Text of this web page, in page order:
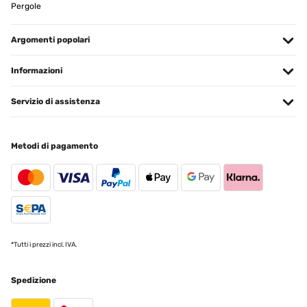
Tradurre
Das Hochbeet ist sehr stabil und macht einen hochwertigen
Eindruck! Gerne wieder
Amazon-Benutzer
Ich bin absolut begeistert von diesem Hochbeet aus Metall! Der
Pergole
Argomenti popolari
Informazioni
Servizio di assistenza
Metodi di pagamento
*Tutti i prezzi incl. IVA.
Spedizione